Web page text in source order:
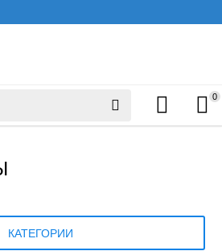
0
КАТЕГОРИИ